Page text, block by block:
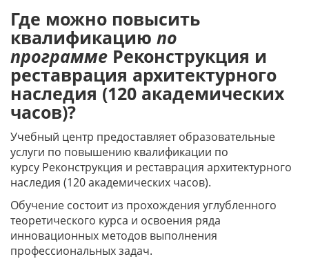
Где можно повысить
квалификацию по
программе Реконструкция и
реставрация архитектурного
наследия (120 академических
часов)?
Учебный центр предоставляет образовательные
услуги по повышению квалификации по
курсу Реконструкция и реставрация архитектурного
наследия (120 академических часов).
Обучение состоит из прохождения углубленного
теоретического курса и освоения ряда
инновационных методов выполнения
профессиональных задач.